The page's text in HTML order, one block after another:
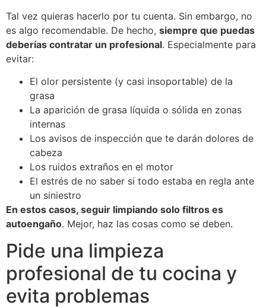
Tal vez quieras hacerlo por tu cuenta. Sin embargo, no
es algo recomendable. De hecho, siempre que puedas
deberías contratar un profesional. Especialmente para
evitar:
El olor persistente (y casi insoportable) de la
grasa
La aparición de grasa líquida o sólida en zonas
internas
Los avisos de inspección que te darán dolores de
cabeza
Los ruidos extraños en el motor
El estrés de no saber si todo estaba en regla ante
un siniestro
En estos casos, seguir limpiando solo filtros es
autoengaño. Mejor, haz las cosas como se deben.
Pide una limpieza
profesional de tu cocina y
evita problemas